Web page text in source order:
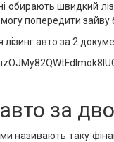
обирають швидкий
попередити
авто за 2
за
називають таку